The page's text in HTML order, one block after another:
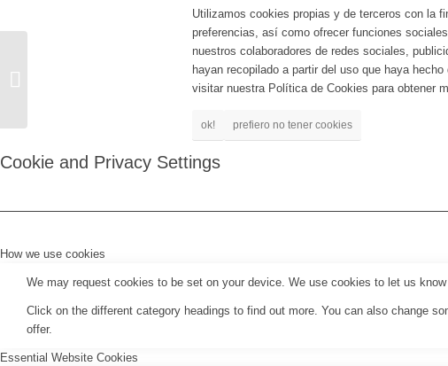
Utilizamos cookies propias y de terceros con la
preferencias, así como ofrecer funciones
nuestros colaboradores de redes sociales,
hayan recopilado a partir del uso que haya
visitar nuestra Política de Cookies para obtener
ok! prefiero no tener cookies
Cookie and Privacy Settings
How we use cookies
We may request cookies to be set on your device. We use cookies to let us
Click on the different category headings to find out more. You can also change
offer.
Essential Website Cookies